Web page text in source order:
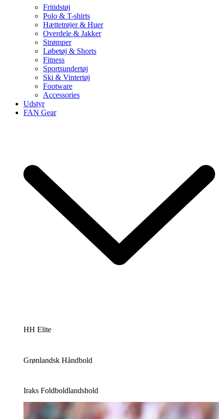
Fritidstøj
Polo & T-shirts
Hættetrøjer & Huer
Overdele & Jakker
Strømper
Løbetøj & Shorts
Fitness
Sportsundertøj
Ski & Vintertøj
Footware
Accessories
Udstyr
FAN Gear
HH Elite
Grønlandsk Håndbold
Iraks Foldboldlandshold